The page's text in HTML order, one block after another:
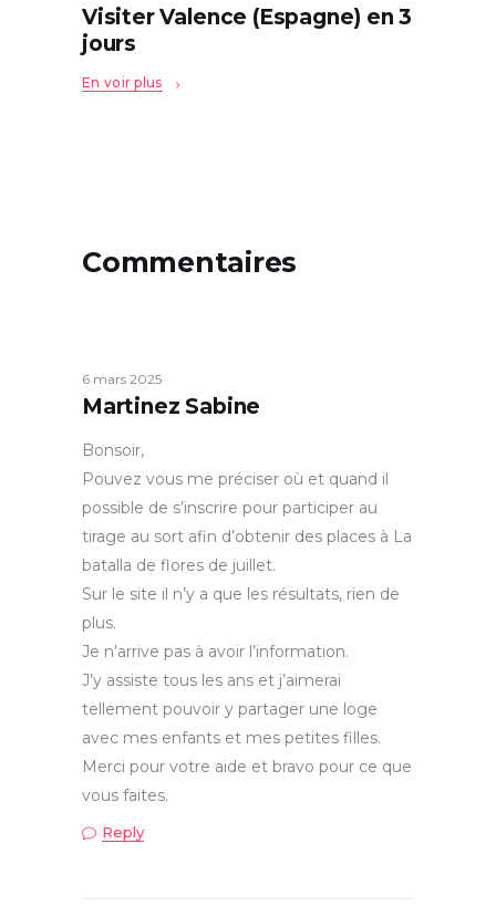
Visiter Valence (Espagne) en 3
jours
En voir plus
Commentaires
6 mars 2025
Martinez Sabine
Bonsoir,
Pouvez vous me préciser où et quand il
possible de s’inscrire pour participer au
tirage au sort afin d’obtenir des places à La
batalla de flores de juillet.
Sur le site il n’y a que les résultats, rien de
plus.
Je n’arrive pas à avoir l’information.
J’y assiste tous les ans et j’aimerai
tellement pouvoir y partager une loge
avec mes enfants et mes petites filles.
Merci pour votre aide et bravo pour ce que
vous faites.
Reply